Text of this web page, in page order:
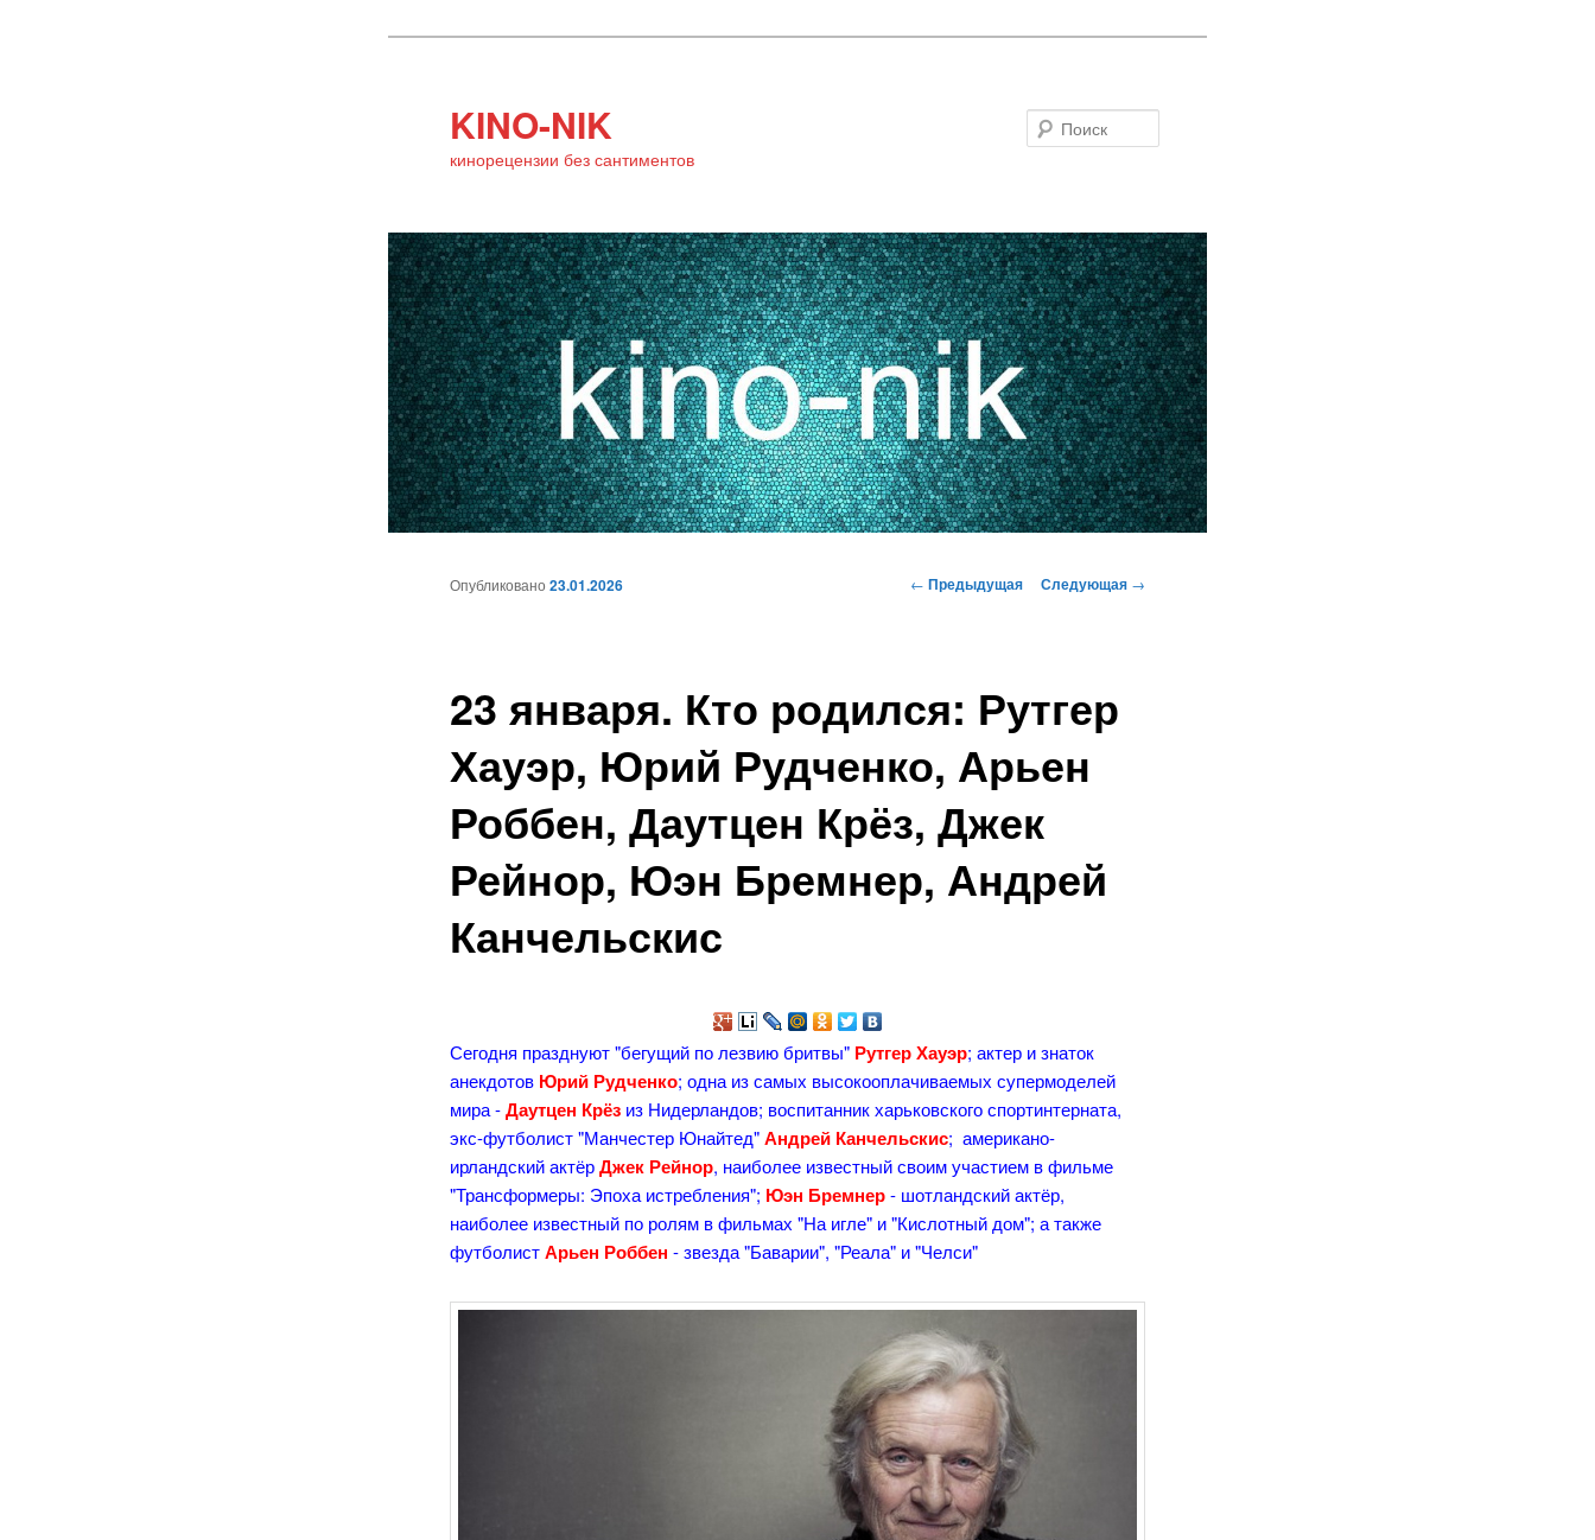
KINO-NIK
кинорецензии без сантиментов
Навигация
← Предыдущая Следующая →
23 января. Кто родился: Рутгер
Хауэр, Юрий Рудченко, Арьен
Роббен, Даутцен Крёз, Джек
Рейнор, Юэн Бремнер, Андрей
Канчельскис
Опубликовано23.01.2026
Сегодня празднуют "бегущий по лезвию бритвы" Рутгер Хауэр; актер и знаток
анекдотов Юрий Рудченко; одна из самых высокооплачиваемых супермоделей
мира -Даутцен Крёз из Нидерландов; воспитанник харьковского спортинтерната,
экс-футболист "Манчестер Юнайтед"Андрей Канчельскис; американо-
ирландский актёрДжек Рейнор, наиболее известный своим участием в фильме
"Трансформеры: Эпоха истребления"; Юэн Бремнер- шотландский актёр,
наиболее известный по ролям в фильмах "На игле" и "Кислотный дом"; а также
футболистАрьен Роббен - звезда "Баварии", "Реала" и "Челси"